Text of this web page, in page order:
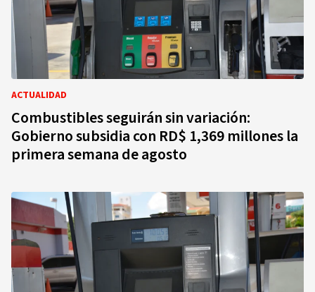
ACTUALIDAD
Combustibles seguirán sin variación:
Gobierno subsidia con RD$ 1,369 millones la
primera semana de agosto